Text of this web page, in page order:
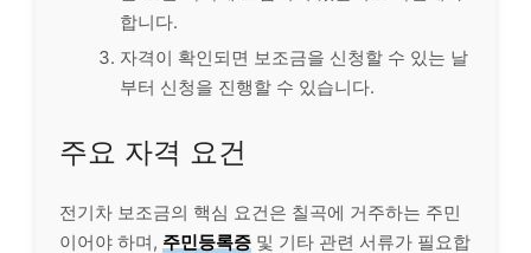
합니다.
자격이 확인되면 보조금을 신청할 수 있는 날
부터 신청을 진행할 수 있습니다.
주요 자격 요건
전기차 보조금의 핵심 요건은 칠곡에 거주하는 주민
이어야 하며, 주민등록증 및 기타 관련 서류가 필요합